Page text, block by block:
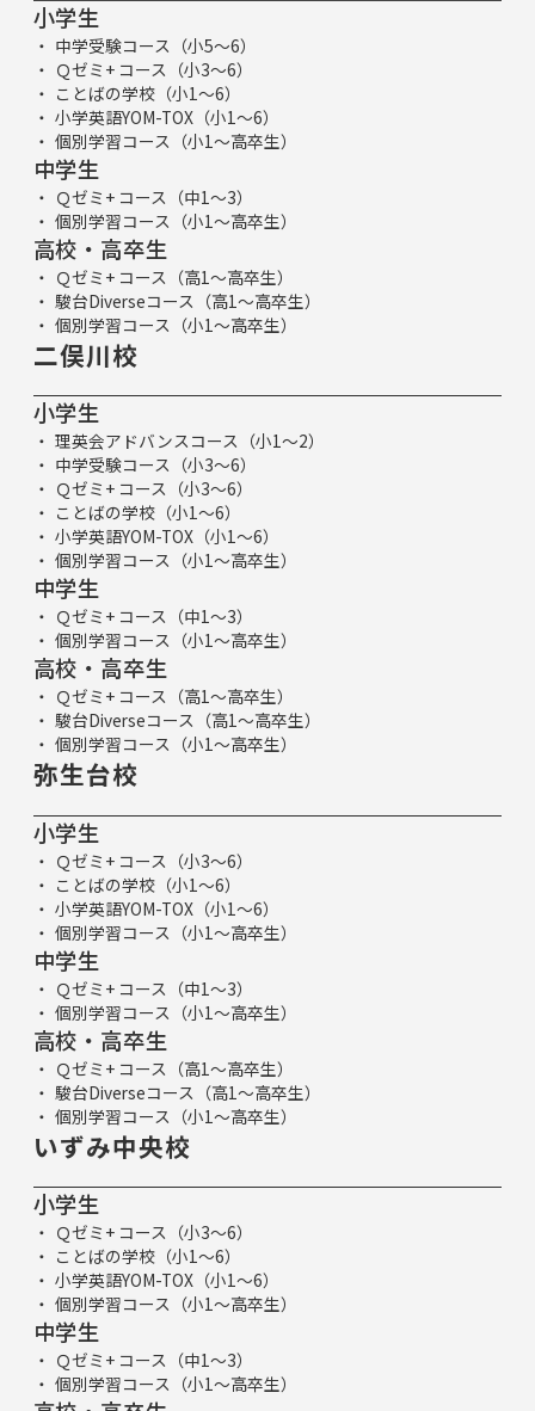
小学生
中学受験コース（小5～6）
Ｑゼミ+ コース（小3～6）
ことばの学校（小1～6）
小学英語YOM-TOX（小1～6）
個別学習コース（小1～高卒生）
中学生
Ｑゼミ+ コース（中1～3）
個別学習コース（小1～高卒生）
高校・高卒生
Ｑゼミ+ コース（高1～高卒生）
駿台Diverseコース（高1～高卒生）
個別学習コース（小1～高卒生）
二俣川校
小学生
理英会アドバンスコース（小1～2）
中学受験コース（小3～6）
Ｑゼミ+ コース（小3～6）
ことばの学校（小1～6）
小学英語YOM-TOX（小1～6）
個別学習コース（小1～高卒生）
中学生
Ｑゼミ+ コース（中1～3）
個別学習コース（小1～高卒生）
高校・高卒生
Ｑゼミ+ コース（高1～高卒生）
駿台Diverseコース（高1～高卒生）
個別学習コース（小1～高卒生）
弥生台校
小学生
Ｑゼミ+ コース（小3～6）
ことばの学校（小1～6）
小学英語YOM-TOX（小1～6）
個別学習コース（小1～高卒生）
中学生
Ｑゼミ+ コース（中1～3）
個別学習コース（小1～高卒生）
高校・高卒生
Ｑゼミ+ コース（高1～高卒生）
駿台Diverseコース（高1～高卒生）
個別学習コース（小1～高卒生）
いずみ中央校
小学生
Ｑゼミ+ コース（小3～6）
ことばの学校（小1～6）
小学英語YOM-TOX（小1～6）
個別学習コース（小1～高卒生）
中学生
Ｑゼミ+ コース（中1～3）
個別学習コース（小1～高卒生）